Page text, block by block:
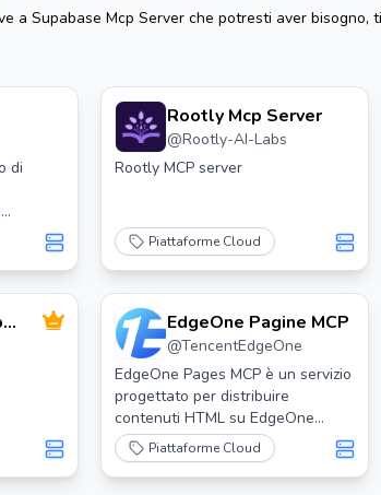
a Supabase Mcp Serverche potresti aver bisogno,
di
MCP.
Rootly Mcp Server
@Rootly-AI-Labs
Rootly MCP server
Piattaforme Cloud
EdgeOne Pagine MCP
@TencentEdgeOne
EdgeOne Pages MCP è un servizio
progettato per distribuire
contenuti HTML su EdgeOne
Pages, consentendo agli utenti di
ottenere un URL accessibile
pubblicamente per i loro
Piattaforme Cloud